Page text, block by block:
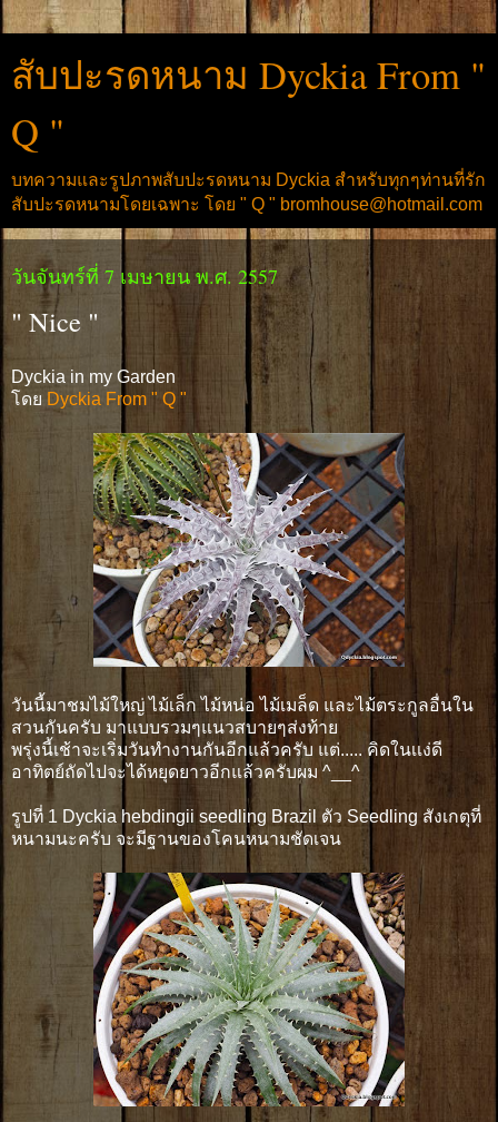
สับปะรดหนาม Dyckia From "
Q "
บทความและรูปภาพสับปะรดหนาม Dyckia สำหรับทุกๆท่านที่รัก
สับปะรดหนามโดยเฉพาะ โดย " Q " bromhouse@hotmail.com
วันจันทร์ที่ 7 เมษายน พ.ศ. 2557
" Nice "
Dyckia in my Garden
โดย Dyckia From " Q "
วันนี้มาชมไม้ใหญ่ ไม้เล็ก ไม้หน่อ ไม้เมล็ด และไม้ตระกูลอื่นใน
สวนกันครับ มาแบบรวมๆแนวสบายๆส่งท้าย
พรุ่งนี้เช้าจะเริ่มวันทำงานกันอีกแล้วครับ แต่..... คิดในเเง่ดี
อาทิตย์ถัดไปจะได้หยุดยาวอีกแล้วครับผม ^__^
รูปที่ 1 Dyckia hebdingii seedling Brazil ตัว Seedling สังเกตุที่
หนามนะครับ จะมีฐานของโคนหนามชัดเจน